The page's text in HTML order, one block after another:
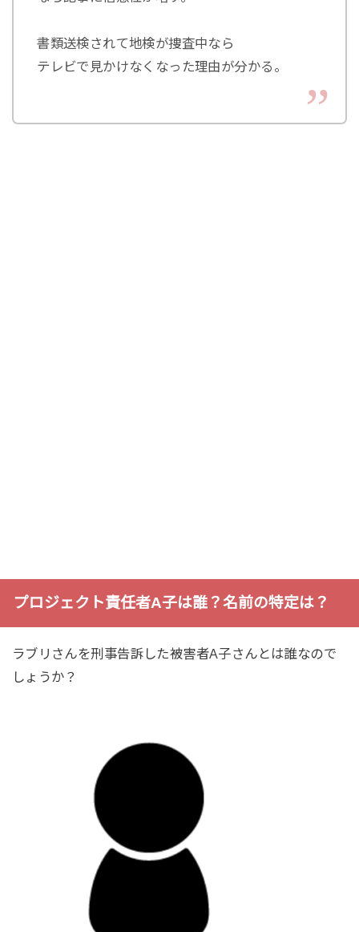
書類送検されて地検が捜査中なら
テレビで見かけなくなった理由が分かる。
プロジェクト責任者A子は誰？名前の特定は？
ラブリさんを刑事告訴した被害者A子さんとは誰なので
しょうか？